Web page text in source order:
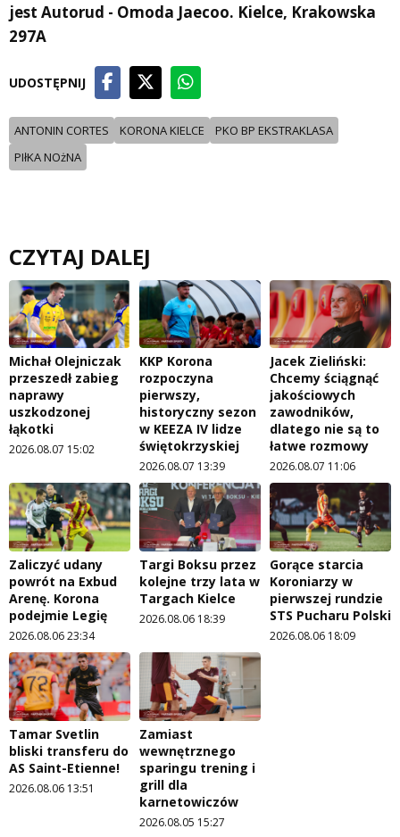
jest Autorud - Omoda Jaecoo. Kielce, Krakowska
297A
UDOSTĘPNIJ
ANTONIN CORTES KORONA KIELCE
PKO BP EKSTRAKLASA
PIłKA NOżNA
CZYTAJ DALEJ
Michał Olejniczak
przeszedł zabieg
naprawy
uszkodzonej
łąkotki
2026.08.07 15:02
KKP Korona
rozpoczyna
pierwszy,
historyczny sezon
w KEEZA IV lidze
świętokrzyskiej
2026.08.07 13:39
Jacek Zieliński:
Chcemy ściągnąć
jakościowych
zawodników,
dlatego nie są to
łatwe rozmowy
2026.08.07 11:06
Zaliczyć udany
powrót na Exbud
Arenę. Korona
podejmie Legię
2026.08.06 23:34
Targi Boksu przez
kolejne trzy lata w
Targach Kielce
2026.08.06 18:39
Gorące starcia
Koroniarzy w
pierwszej rundzie
STS Pucharu Polski
2026.08.06 18:09
Tamar Svetlin
bliski transferu do
AS Saint-Etienne!
2026.08.06 13:51
Zamiast
wewnętrznego
sparingu trening i
grill dla
karnetowiczów
2026.08.05 15:27